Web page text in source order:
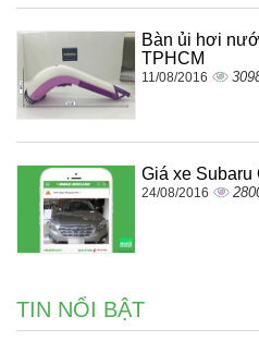
Bàn ủi hơi
TPHCM
11/08/2016
Giá xe Subaru
24/08/2016
TIN NỔI BẬT